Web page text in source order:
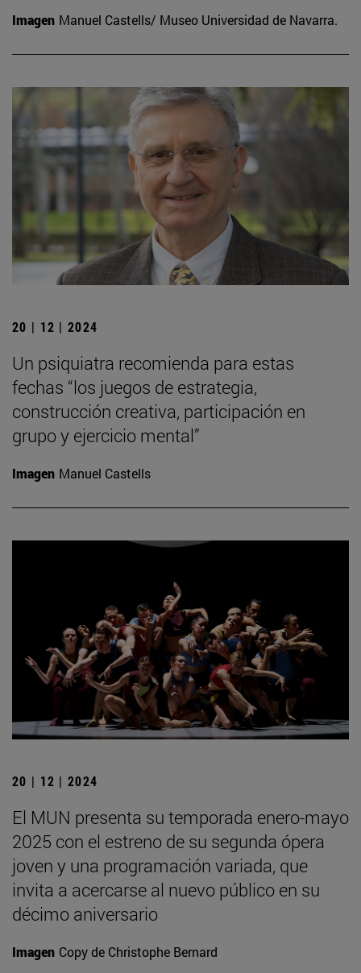
Imagen Manuel Castells/ Museo Universidad de Navarra.
20 | 12 | 2024
Un psiquiatra recomienda para estas
fechas “los juegos de estrategia,
construcción creativa, participación en
grupo y ejercicio mental”
Imagen Manuel Castells
20 | 12 | 2024
El MUN presenta su temporada enero-mayo
2025 con el estreno de su segunda ópera
joven y una programación variada, que
invita a acercarse al nuevo público en su
décimo aniversario
Imagen Copy de Christophe Bernard